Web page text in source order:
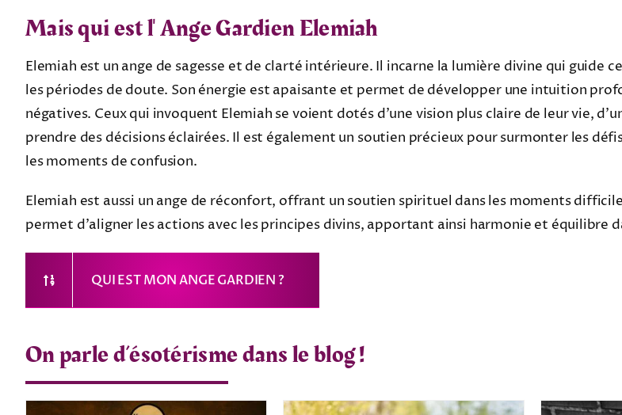
Mais qui est l'Ange Gardien Elemiah
Elemiah est un ange de sagesse et de clarté intérieure. Il incarne la lumière divine qui
les périodes de doute. Son énergie est apaisante et permet de développer une intuition
négatives. Ceux qui invoquent Elemiah se voient dotés d’une vision plus claire de leur vie,
prendre des décisions éclairées. Il est également un soutien précieux pour surmonter les
les moments de confusion.
Elemiah est aussi un ange de réconfort, offrant un soutien spirituel dans les moments
permet d’aligner les actions avec les principes divins, apportant ainsi harmonie et équilibre
QUI EST MON ANGE GARDIEN ?
On parle d’ésotérisme dans le blog !